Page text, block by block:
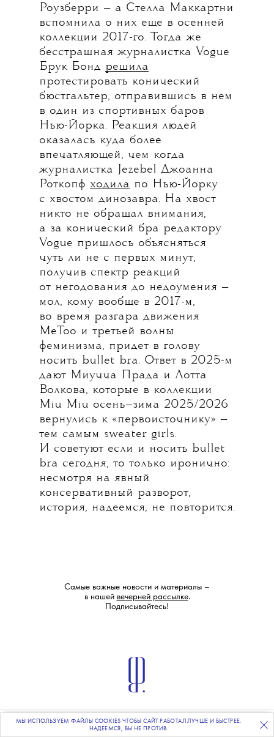
ПОДПИСЫВАЙТЕСЬНА НАШУ ВЕЧЕРНЮЮ РАССЫЛКУ
Роузберри — а Стелла Маккартни
вспомнила о них еще в осенней
коллекции 2017-го. Тогда же
бесстрашная журналистка Vogue
Брук Бонд решила
протестировать конический
бюстгальтер, отправившись в нем
в один из спортивных баров
Нью-Йорка. Реакция людей
оказалась куда более
впечатляющей, чем когда
журналистка Jezebel Джоанна
Роткопф ходила по Нью-Йорку
с хвостом динозавра. На хвост
никто не обращал внимания,
а за конический бра редактору
Voguе пришлось объясняться
чуть ли не с первых минут,
получив спектр реакций
от негодования до недоумения —
мол, кому вообще в 2017-м,
во время разгара движения
MeToo и третьей волны
феминизма, придет в голову
носить bullet bra. Ответ в 2025-м
дают Миучча Прада и Лотта
Волкова, которые в коллекции
Miu Miu осень—зима 2025/2026
вернулись к «первоисточнику» —
тем самым sweater girls.
И советуют если и носить bullet
bra сегодня, то только иронично:
несмотря на явный
консервативный разворот,
история, надеемся, не повторится.
Самые важные новости и материалы –
в нашей вечерней рассылке.
Подписывайтесь!
UP
МЫ ИСПОЛЬЗУЕМ ФАЙЛЫ COOKIES ЧТОБЫ САЙТ РАБОТАЛ ЛУЧШЕ И БЫСТРЕЕ.
НАДЕЕМСЯ, ВЫ НЕ ПРОТИВ.